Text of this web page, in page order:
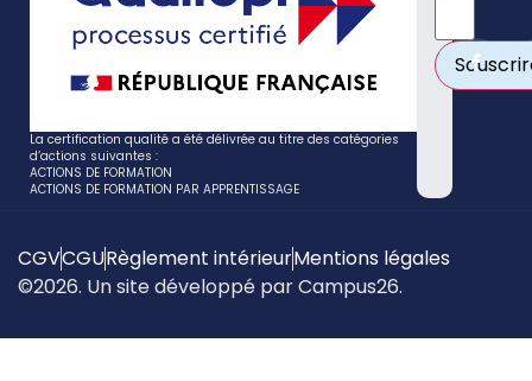
La certification qualité a été délivrée au titre des catégories
d’actions suivantes :
ACTIONS DE FORMATION
ACTIONS DE FORMATION PAR APPRENTISSAGE
CGVCGURèglement intérieurMentions légales
©2026. Un site développé par Campus26.